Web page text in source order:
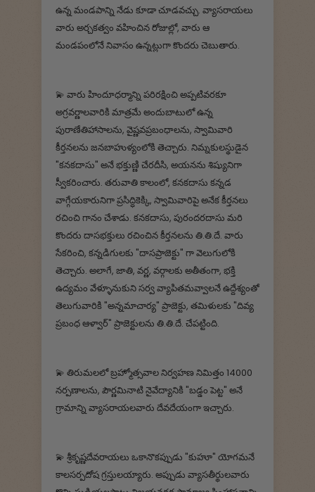
ఉన్న మండపాన్ని నేడు కూడా చూడవచ్చు. వ్యాసరాయలు
వారు అర్చకత్వం వహించిన రోజుల్లో, వారు ఆ
మండపంలోనే నివాసం ఉన్నట్లుగా కొందరు చెబుతారు.
💫‌ వారు హిందూధర్మాన్ని పరిరక్షించి అప్పటివరకూ
అగ్రవర్ణాలవారికి మాత్రమే అందుబాటులో ఉన్న
పురాణేతిహాసాలను, వైష్ణవప్రబంధాలను, స్వామివారి
కీర్తనలను జనబాహుళ్యంలోకి తెచ్చారు. నిమ్నకులస్థుడైన
"కనకదాసు" అనే భక్తుణ్ణి చేరదీసి, అయనను శిష్యునిగా
స్వీకరించారు. తరువాతి కాలంలో, కనకదాసు కన్నడ
వాగ్గేయకారునిగా ప్రసిద్ధికెక్కి, స్వామివారిపై అనేక కీర్తనలు
రచించి గానం చేశాడు. కనకదాసు, పురందరదాసు మరి
కొందరు దాసభక్తులు రచించిన కీర్తనలను తి.తి.దే. వారు
సేకరించి, కన్నడిగులకు "దాసప్రాజెక్టు" గా వెలుగులోకి
తెచ్చారు. అలాగే, జాతి, వర్ణ, వర్గాలకు అతీతంగా, భక్తి
ఉద్యమం వేళ్ళూనుకుని సర్వ వ్యాపితమవ్వాలనే ఉద్దేశ్యంతో
తెలుగువారికి "అన్నమాచార్య" ప్రాజెక్టు, తమిళులకు "దివ్య
ప్రబంధ ఆళ్వార్" ప్రాజెక్టులను తి.తి.దే. చేపట్టింది.
💫 తిరుమలలో బ్రహ్మోత్సవాల నిర్వహణ నిమిత్తం 14000
నర్పణాలను, పౌర్ణమినాటి నైవేద్యానికి "బడ్డం పెట్ట" అనే
గ్రామాన్ని వ్యాసరాయలవారు దేవదేయంగా ఇచ్చారు.
💫 శ్రీకృష్ణదేవరాయలు ఒకానొకప్పుడు "కుహూ" యోగమనే
కాలసర్పదోష గ్రస్తులయ్యారు. అప్పుడు వ్యాసతీర్థులవారు